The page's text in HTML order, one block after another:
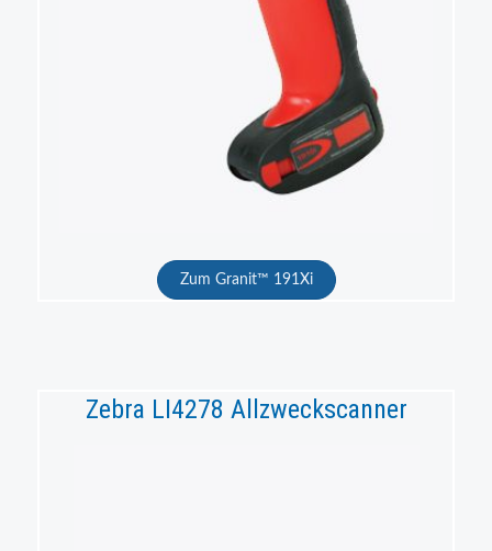
Zum Granit™ 191Xi
Zebra LI4278 Allzweckscanner